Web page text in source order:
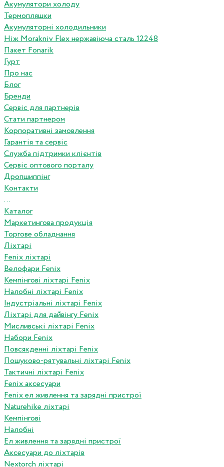
Акумулятори холоду
Термопляшки
Акумуляторні холодильники
Ніж Morakniv Flex нержавіюча сталь 12248
Пакет Fonarik
Гурт
Про нас
Блог
Бренди
Сервіс для партнерів
Стати партнером
Корпоративні замовлення
Гарантія та сервіс
Служба підтримки клієнтів
Сервіс оптового порталу
Дропшиппінг
Контакти
...
Каталог
Маркетингова продукція
Торгове обладнання
Ліхтарі
Fenix ліхтарі
Велофари Fenix
Кемпінгові ліхтарі Fenix
Налобні ліхтарі Fenix
Індустріальні ліхтарі Fenix
Ліхтарі для дайвінгу Fenix
Мисливські ліхтарі Fenix
Набори Fenix
Повсякденні ліхтарі Fenix
Пошуково-рятувальні ліхтарі Fenix
Тактичні ліхтарі Fenix
Fenix аксесуари
Fenix ел живлення та зарядні пристрої
Naturehike ліхтарі
Кемпінгові
Налобні
Ел живлення та зарядні пристрої
Аксесуари до ліхтарів
Nextorch ліхтарі